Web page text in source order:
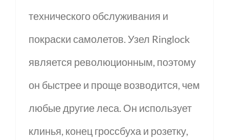
технического обслуживания и
покраски самолетов. Узел Ringlock
является революционным, поэтому
он быстрее и проще возводится, чем
любые другие леса. Он использует
клинья, конец гроссбуха и розетку,